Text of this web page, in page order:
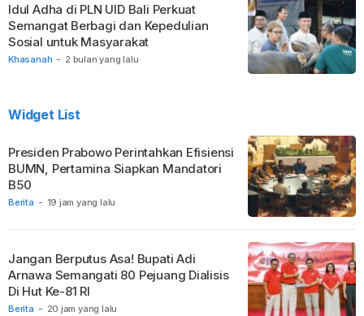
Khasanah - 2 bulan yang lalu
Idul Adha di PLN UID Bali Perkuat
Semangat Berbagi dan Kepedulian
Sosial untuk Masyarakat
Widget List
Berita - 19 jam yang lalu
Presiden Prabowo Perintahkan Efisiensi
BUMN, Pertamina Siapkan Mandatori
B50
Berita - 20 jam yang lalu
Jangan Berputus Asa! Bupati Adi
Arnawa Semangati 80 Pejuang Dialisis
Di Hut Ke-81 RI